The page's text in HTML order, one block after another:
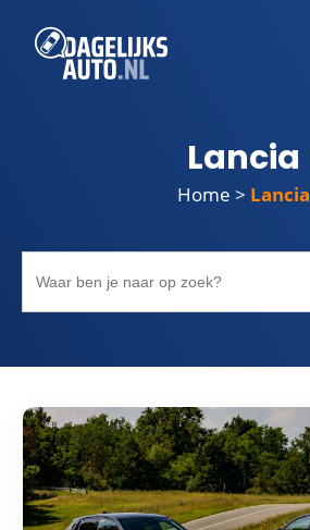
Lancia
Home > Lancia